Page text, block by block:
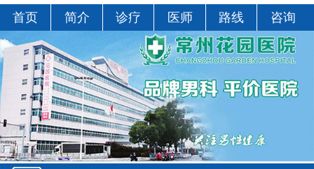
首页 简介 诊疗 医师 路线 咨询